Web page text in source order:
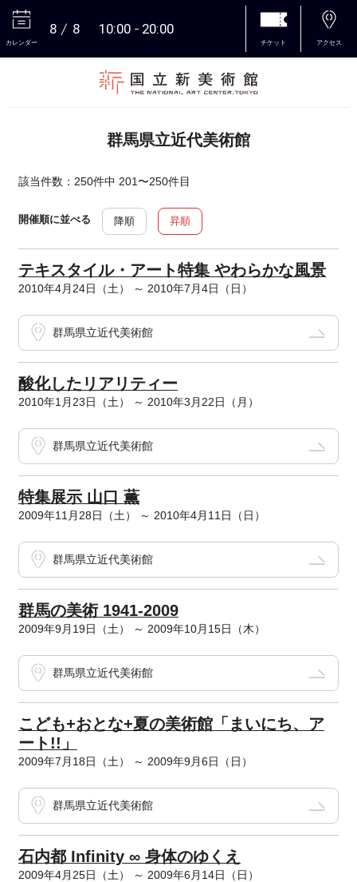
カレンダー
8 8 10:00 20:00
チケット アクセス
群馬県立近代美術館
該当件数：250件中 201〜250件目
開催順に並べる 降順 昇順
テキスタイル・アート特集 やわらかな風景
2010年4月24日（土） ～ 2010年7月4日（日）
群馬県立近代美術館
酸化したリアリティー
2010年1月23日（土） ～ 2010年3月22日（月）
群馬県立近代美術館
特集展示 山口 薫
2009年11月28日（土） ～ 2010年4月11日（日）
群馬県立近代美術館
群馬の美術 1941-2009
2009年9月19日（土） ～ 2009年10月15日（木）
群馬県立近代美術館
こども+おとな+夏の美術館「まいにち、ア
ート!!」
2009年7月18日（土） ～ 2009年9月6日（日）
群馬県立近代美術館
石内都 Infinity ∞ 身体のゆくえ
2009年4月25日（土） ～ 2009年6月14日（日）